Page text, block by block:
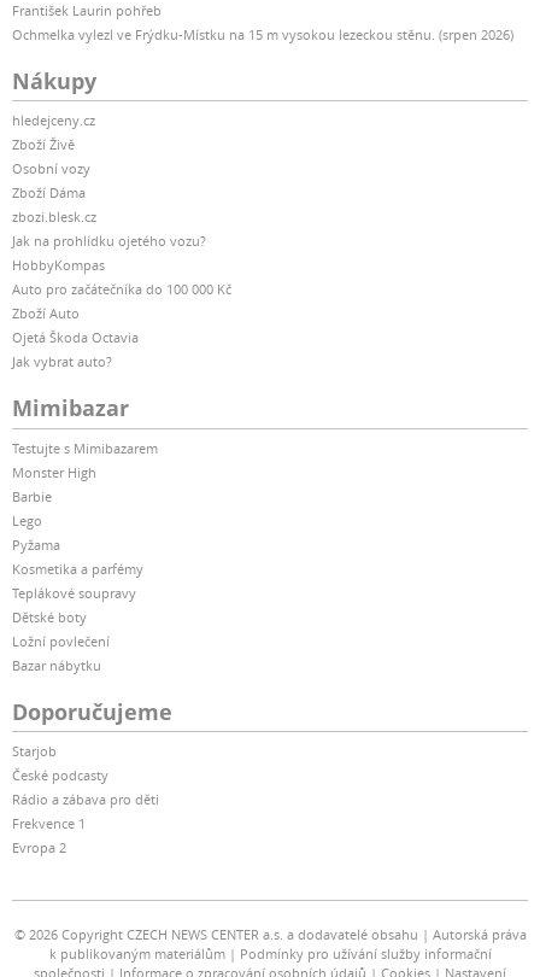
František Laurin pohřeb
Ochmelka vylezl ve Frýdku-Místku na 15 m vysokou lezeckou stěnu. (srpen 2026)
Nákupy
hledejceny.cz
Zboží Živě
Osobní vozy
Zboží Dáma
zbozi.blesk.cz
Jak na prohlídku ojetého vozu?
HobbyKompas
Auto pro začátečníka do 100 000 Kč
Zboží Auto
Ojetá Škoda Octavia
Jak vybrat auto?
Mimibazar
Testujte s Mimibazarem
Monster High
Barbie
Lego
Pyžama
Kosmetika a parfémy
Teplákové soupravy
Dětské boty
Ložní povlečení
Bazar nábytku
Doporučujeme
Starjob
České podcasty
Rádio a zábava pro děti
Frekvence 1
Evropa 2
© 2026 Copyright CZECH NEWS CENTER a.s. a dodavatelé obsahu
Autorská práva
k publikovaným materiálům
Podmínky pro užívání služby informační
společnosti
Informace o zpracování osobních údajů Cookies Nastavení